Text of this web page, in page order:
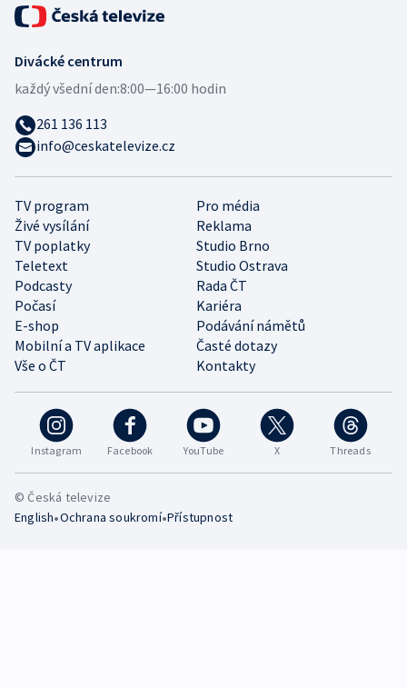
Instagram Facebook YouTube X Threads
TV program
Pro média
Živé vysílání
Reklama
TV poplatky
Studio Brno
Teletext
Studio Ostrava
Podcasty
Rada ČT
Počasí
Kariéra
E-shop
Podávání námětů
Mobilní a TV aplikace
Časté dotazy
Vše o ČT
Kontakty
Divácké centrum
každý všední den:8:00—16:00 hodin
261 136 113
info@ceskatelevize.cz
© Česká televize
English•Ochrana soukromí•Přístupnost